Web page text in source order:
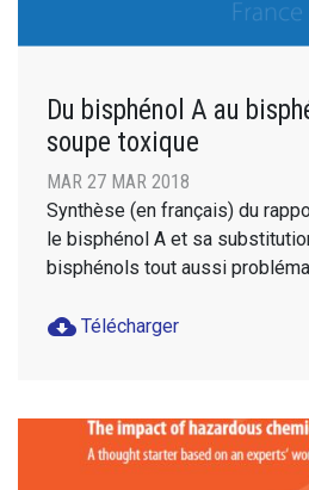
Du bisphénol A au
soupe toxique
MAR 27 MAR 2018
Synthèse (en français) du
le bisphénol A et sa
bisphénols tout aussi
cloud_download Télécharger